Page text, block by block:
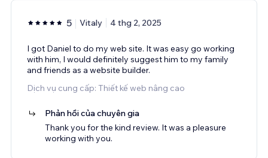
5 Vitaly 4 thg 2, 2025
I got Daniel to do my web site. It was easy go working
with him, I would definitely suggest him to my family
and friends as a website builder.
Dịch vụ cung cấp: Thiết kế web nâng cao
Phản hồi của chuyên gia
Thank you for the kind review. It was a pleasure
working with you.